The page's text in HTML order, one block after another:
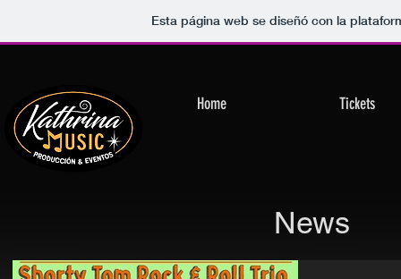
Esta página web se diseñó con la
Home Tickets
News